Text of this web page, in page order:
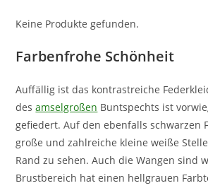
Keine Produkte gefunden.
Farbenfrohe Schönheit
Auffällig ist das kontrastreiche
desamselgroßen Buntspechts ist
gefiedert. Auf den ebenfalls schwarzen
große und zahlreiche kleine weiße
Rand zu sehen. Auch die Wangen sind
Brustbereich hat einen hellgrauen